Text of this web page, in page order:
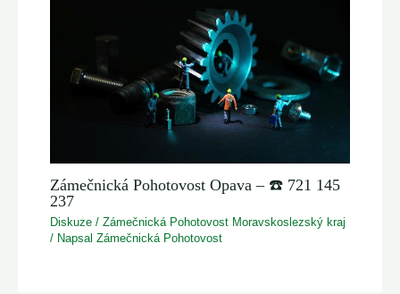
Zámečnická Pohotovost Opava – ☎️ 721 145
237
Diskuze /Zámečnická Pohotovost Moravskoslezský kraj
/ NapsalZámečnická Pohotovost